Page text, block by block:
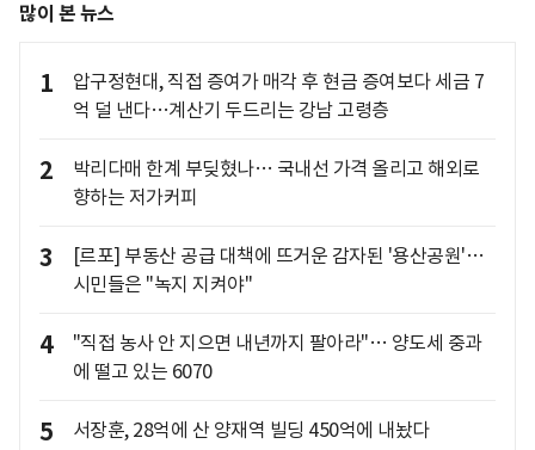
많이 본 뉴스
1
압구정현대, 직접 증여가 매각 후 현금 증여보다 세금 7
억 덜 낸다…계산기 두드리는 강남 고령층
2
박리다매 한계 부딪혔나… 국내선 가격 올리고 해외로
향하는 저가커피
3
[르포] 부동산 공급 대책에 뜨거운 감자된 '용산공원'…
시민들은 "녹지 지켜야"
4
"직접 농사 안 지으면 내년까지 팔아라"… 양도세 중과
에 떨고 있는 6070
5 서장훈, 28억에 산 양재역 빌딩 450억에 내놨다